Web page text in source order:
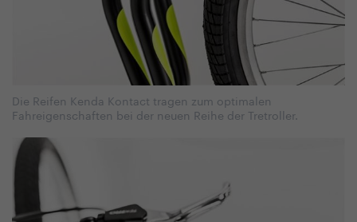
Die Reifen Kenda Kontact tragen zum optimalen
Fahreigenschaften bei der neuen Reihe der Tretroller.